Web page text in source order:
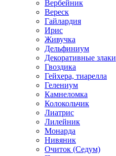
Вербейник
Вереск
Гайлардия
Ирис
Живучка
Дельфиниум
Декоративные злаки
Гвоздика
Гейхера, тиарелла
Гелениум
Камнеломка
Колокольчик
Лиатрис
Лилейник
Монарда
Нивяник
Очиток (Седум)